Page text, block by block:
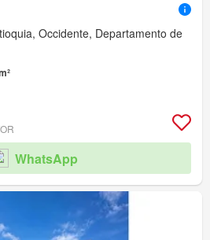
Occidente, Departamento de
WhatsApp